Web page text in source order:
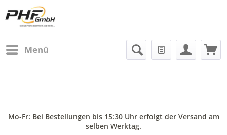
Menü
Mo-Fr: Bei Bestellungen bis 15:30 Uhr erfolgt der Versand am
selben Werktag.